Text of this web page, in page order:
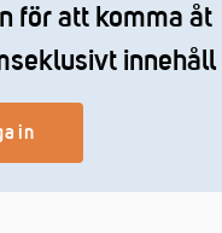
för att komma åt
innehåll
in